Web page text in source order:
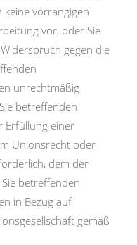
keine vorrangigen
vor, oder Sie
gegen die
unrechtmäßig
betreffenden
Erfüllung einer
Unionsrecht oder
dem der
betreffenden
in Bezug auf
gemäß